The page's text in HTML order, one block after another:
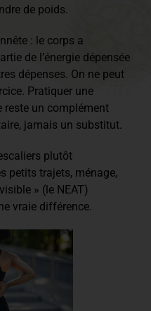
de poids.
: le corps a
de l’énergie dépensée
dépenses. On ne peut
Pratiquer une
reste un complément
jamais un substitut.
plutôt
petits trajets, ménage,
» (le NEAT)
vraie différence.